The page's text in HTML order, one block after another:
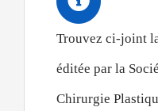
Trouvez ci-joint
éditée par la
Chirurgie